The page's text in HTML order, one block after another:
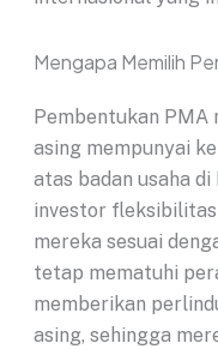
Mengapa Memilih
Pembentukan PMA
asing mempunyai
atas badan usaha
investor
mereka sesuai
tetap mematuhi
memberikan
asing, sehingga